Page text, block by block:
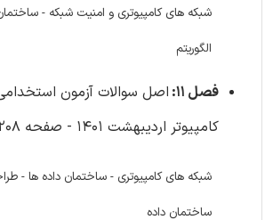
شبکه های کامپیوتری و امنیت شبکه -
الگوریتم
فصل 11:
اصل سوالات آزمون
کامپیوتر اردیبهشت 1401 - صفحه 208 (54 سوال)
شبکه های کامپیوتری - ساختمان داده ها -
ساختمان داده